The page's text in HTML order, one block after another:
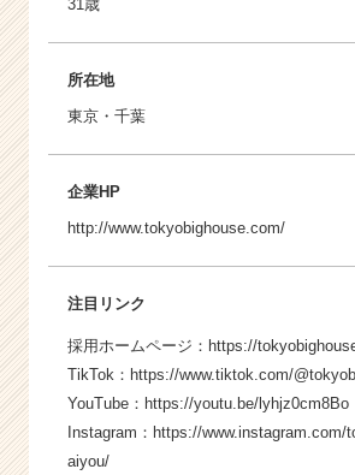
31歳
所在地
東京・千葉
企業HP
http://www.tokyobighouse.com/
注目リンク
採用ホームページ： https://
TikTok： https://www.tiktok.com/
YouTube： https://youtu.be/lyhjz0cm8Bo
Instagram： https://www.instagram.com/
aiyou/